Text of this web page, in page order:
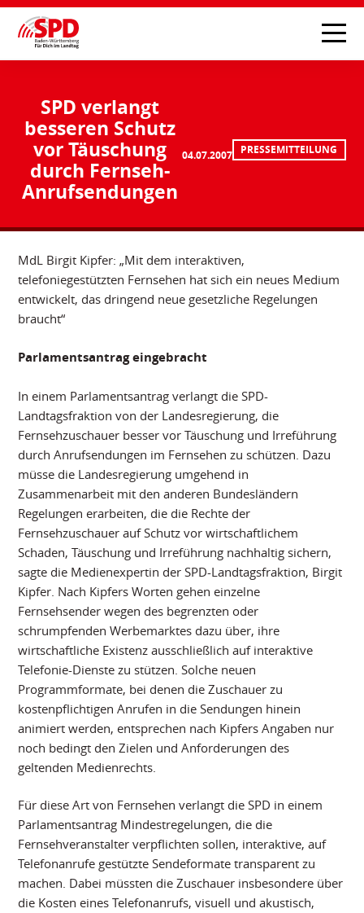
SPD verlangt
besseren Schutz
vor Täuschung
durch Fernseh-
Anrufsendungen
04.07.2007 PRESSEMITTEILUNG
MdL Birgit Kipfer: „Mit dem interaktiven,
telefoniegestützten Fernsehen hat sich ein neues Medium
entwickelt, das dringend neue gesetzliche Regelungen
braucht“
Parlamentsantrag eingebracht
In einem Parlamentsantrag verlangt die SPD-
Landtagsfraktion von der Landesregierung, die
Fernsehzuschauer besser vor Täuschung und Irreführung
durch Anrufsendungen im Fernsehen zu schützen. Dazu
müsse die Landesregierung umgehend in
Zusammenarbeit mit den anderen Bundesländern
Regelungen erarbeiten, die die Rechte der
Fernsehzuschauer auf Schutz vor wirtschaftlichem
Schaden, Täuschung und Irreführung nachhaltig sichern,
sagte die Medienexpertin der SPD-Landtagsfraktion, Birgit
Kipfer. Nach Kipfers Worten gehen einzelne
Fernsehsender wegen des begrenzten oder
schrumpfenden Werbemarktes dazu über, ihre
wirtschaftliche Existenz ausschließlich auf interaktive
Telefonie-Dienste zu stützen. Solche neuen
Programmformate, bei denen die Zuschauer zu
kostenpflichtigen Anrufen in die Sendungen hinein
animiert werden, entsprechen nach Kipfers Angaben nur
noch bedingt den Zielen und Anforderungen des
geltenden Medienrechts.
Für diese Art von Fernsehen verlangt die SPD in einem
Parlamentsantrag Mindestregelungen, die die
Fernsehveranstalter verpflichten sollen, interaktive, auf
Telefonanrufe gestützte Sendeformate transparent zu
machen. Dabei müssten die Zuschauer insbesondere über
die Kosten eines Telefonanrufs, visuell und akustisch,